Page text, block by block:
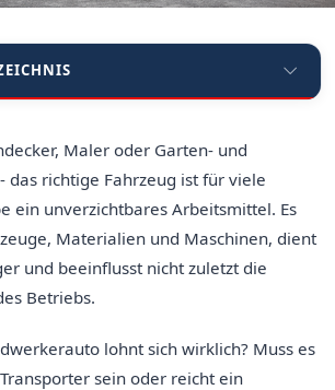
Maler oder Garten- und
das richtige Fahrzeug ist für viele
ein unverzichtbares Arbeitsmittel. Es
Materialien und Maschinen, dient
und beeinflusst nicht zuletzt die
Betriebs.
lohnt sich wirklich? Muss es
sein oder reicht ein